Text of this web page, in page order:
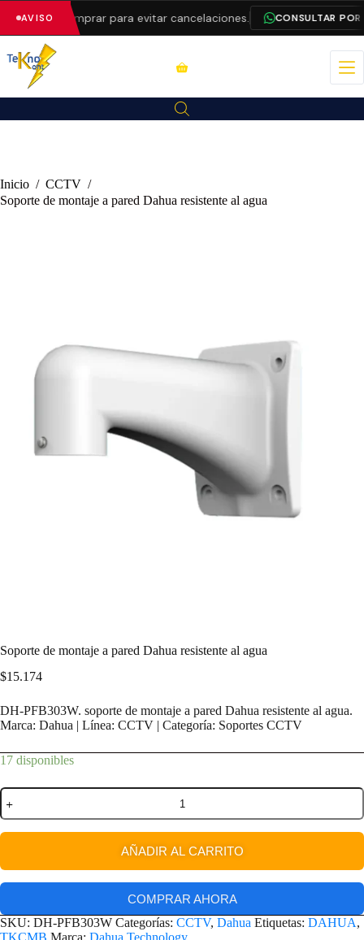
AVISOde comprar para evitar cancelaciones. CONSULTAR POR
Inicio / CCTV /
Soporte de montaje a pared Dahua resistente al agua
Soporte de montaje a pared Dahua resistente al agua
$15.174
DH-PFB303W. soporte de montaje a pared Dahua resistente al agua.
Marca: Dahua | Línea: CCTV | Categoría: Soportes CCTV
17 disponibles
AÑADIR AL CARRITO
COMPRAR AHORA
SKU: DH-PFB303W Categorías: CCTV, Dahua Etiquetas: DAHUA,